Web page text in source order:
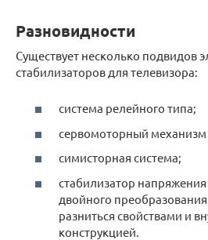
Разновидности
Существует несколько подвидов
стабилизаторов для телевизора:
система релейного типа;
сервомоторный
симисторная система;
стабилизатор
двойного
разниться свойствами и
конструкцией.